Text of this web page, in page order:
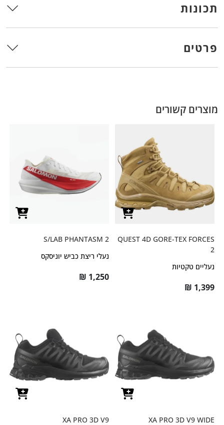
תכונות
פרטים
מוצרים קשורים
QUEST 4D GORE-TEX FORCES
2
נעליים טקטיות
₪ 1,399
S/LAB PHANTASM 2
נעלי ריצת כביש יוניסקס
₪ 1,250
XA PRO 3D V9 WIDE
XA PRO 3D V9